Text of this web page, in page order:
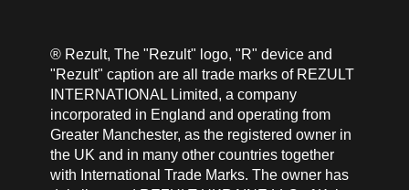
® Rezult, The "Rezult" logo, "R" device and
"Rezult" caption are all trade marks of REZULT
INTERNATIONAL Limited, a company
incorporated in England and operating from
Greater Manchester, as the registered owner in
the UK and in many other countries together
with International Trade Marks. The owner has